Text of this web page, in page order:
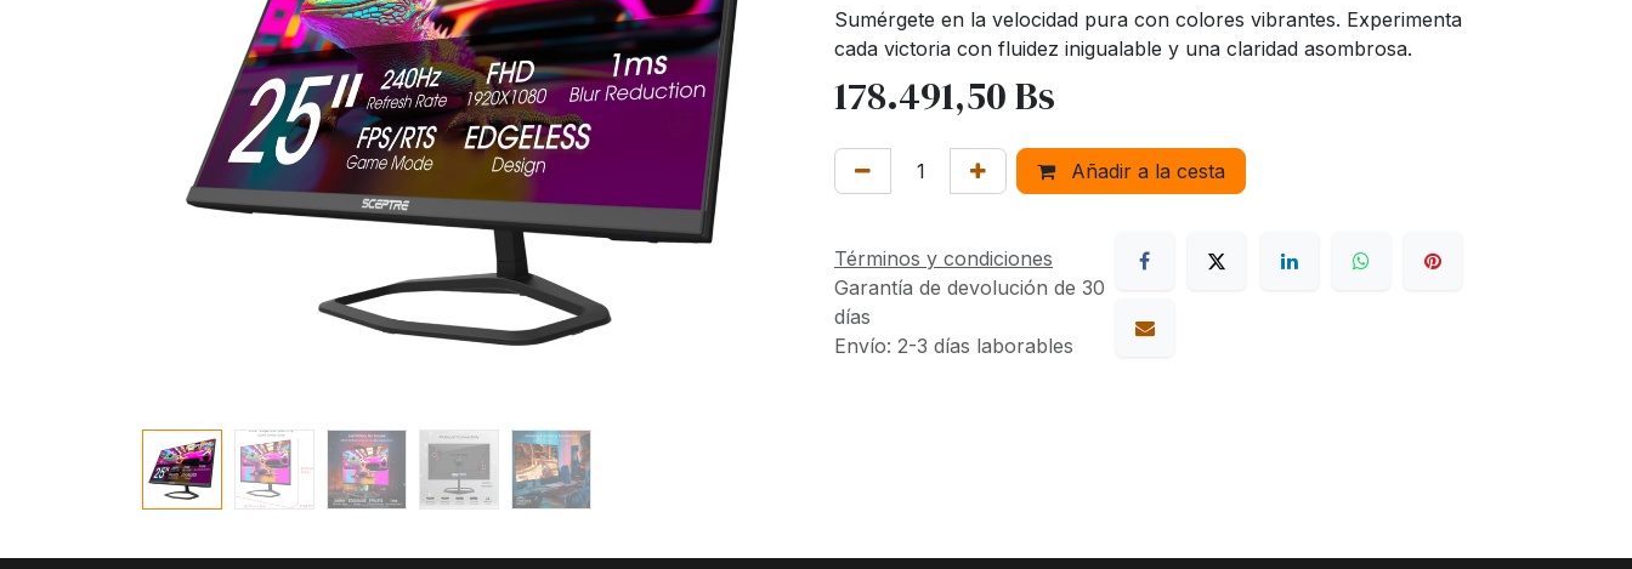
Sumérgete en la velocidad pura con colores vibrantes. Experimenta
cada victoria con fluidez inigualable y una claridad asombrosa.
178.491,50Bs
Añadir a la cesta
Términos y condiciones
Garantía de devolución de 30
días
Envío: 2-3 días laborables